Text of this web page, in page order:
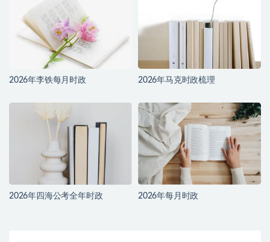
2026年李铁每月时政 2026年马克时政梳理
2026年四海公考全年时政 2026年每月时政